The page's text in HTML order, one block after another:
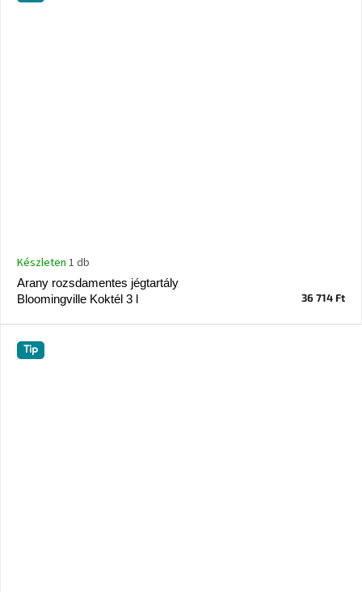
Arany rozsdamentes jégtartály
Bloomingville Koktél 3 l
Készleten 1 db
36 714 Ft
Tip